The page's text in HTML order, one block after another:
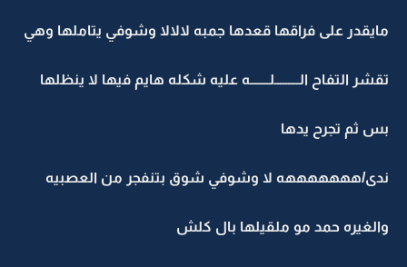
مايقدر على فراقها قعدها جمبه لالالا وشوفي يتاملها وهي
تقشر التفاح الـــــــــلـــــــه عليه شكله هايم فيها لا ينظلها
بس ثم تجرح يدها
ندى/هههههههه لا وشوفي شوق بتنفجر من العصبيه
والغيره حمد مو ملقيلها بال كلش